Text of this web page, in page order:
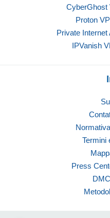
CyberGhost
Proton
Private
IPVanish
Termini
Press